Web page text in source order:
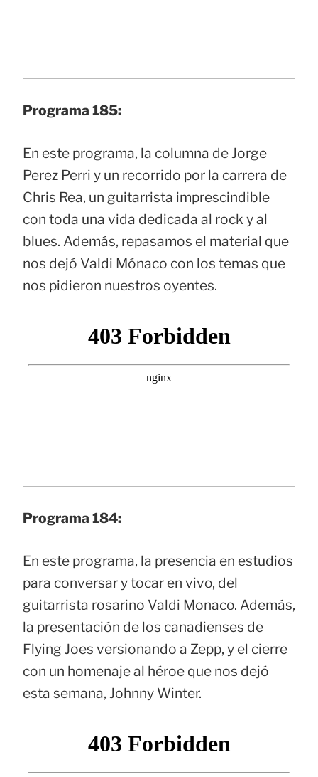
Programa 185:
En este programa, la columna de Jorge
Perez Perri y un recorrido por la carrera de
Chris Rea, un guitarrista imprescindible
con toda una vida dedicada al rock y al
blues. Además, repasamos el material que
nos dejó Valdi Mónaco con los temas que
nos pidieron nuestros oyentes.
Programa 184:
En este programa, la presencia en estudios
para conversar y tocar en vivo, del
guitarrista rosarino Valdi Monaco. Además,
la presentación de los canadienses de
Flying Joes versionando a Zepp, y el cierre
con un homenaje al héroe que nos dejó
esta semana, Johnny Winter.